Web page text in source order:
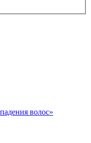
волос»